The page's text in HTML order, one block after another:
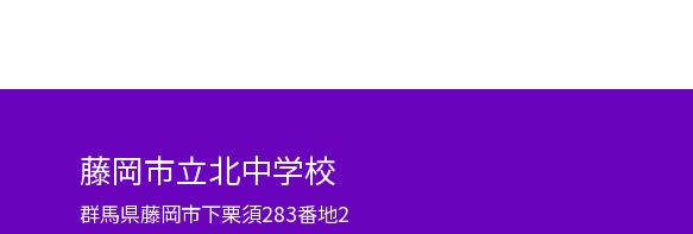
藤岡市立北中学校
群馬県藤岡市下栗須283番地2